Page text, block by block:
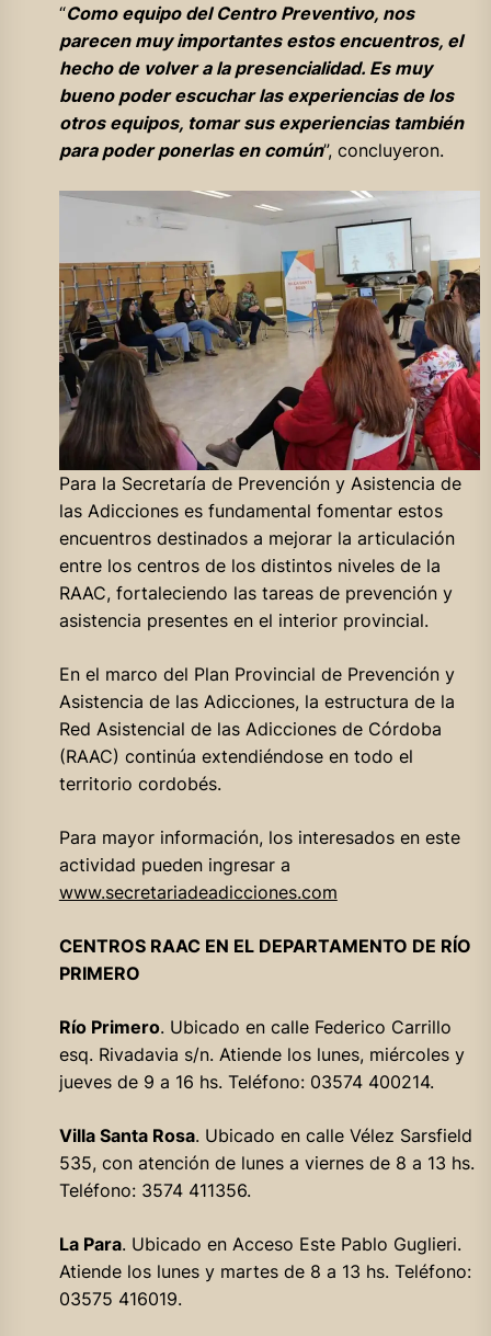
“Como equipo del Centro Preventivo, nos
parecen muy importantes estos encuentros, el
hecho de volver a la presencialidad. Es muy
bueno poder escuchar las experiencias de los
otros equipos, tomar sus experiencias también
para poder ponerlas en común”, concluyeron.
Para la Secretaría de Prevención y Asistencia de
las Adicciones es fundamental fomentar estos
encuentros destinados a mejorar la articulación
entre los centros de los distintos niveles de la
RAAC, fortaleciendo las tareas de prevención y
asistencia presentes en el interior provincial.
En el marco del Plan Provincial de Prevención y
Asistencia de las Adicciones, la estructura de la
Red Asistencial de las Adicciones de Córdoba
(RAAC) continúa extendiéndose en todo el
territorio cordobés.
Para mayor información, los interesados en este
actividad pueden ingresar a
www.secretariadeadicciones.com
CENTROS RAAC EN EL DEPARTAMENTO DE RÍO
PRIMERO
Río Primero. Ubicado en calle Federico Carrillo
esq. Rivadavia s/n. Atiende los lunes, miércoles y
jueves de 9 a 16 hs. Teléfono: 03574 400214.
Villa Santa Rosa. Ubicado en calle Vélez Sarsfield
535, con atención de lunes a viernes de 8 a 13 hs.
Teléfono: 3574 411356.
La Para. Ubicado en Acceso Este Pablo Guglieri.
Atiende los lunes y martes de 8 a 13 hs. Teléfono:
03575 416019.